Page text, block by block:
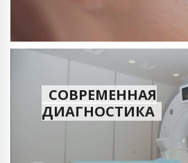
СОВРЕМЕННАЯ
ДИАГНОСТИКА